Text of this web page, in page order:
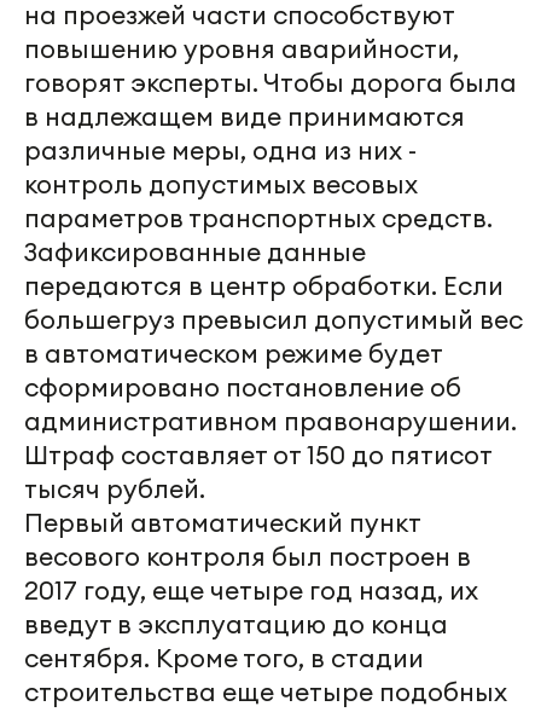
на проезжей части способствуют
повышению уровня аварийности,
говорят эксперты. Чтобы дорога была
в надлежащем виде принимаются
различные меры, одна из них -
контроль допустимых весовых
параметров транспортных средств.
Зафиксированные данные
передаются в центр обработки. Если
большегруз превысил допустимый вес
в автоматическом режиме будет
сформировано постановление об
административном правонарушении.
Штраф составляет от 150 до пятисот
тысяч рублей.
Первый автоматический пункт
весового контроля был построен в
2017 году, еще четыре год назад, их
введут в эксплуатацию до конца
сентября. Кроме того, в стадии
строительства еще четыре подобных